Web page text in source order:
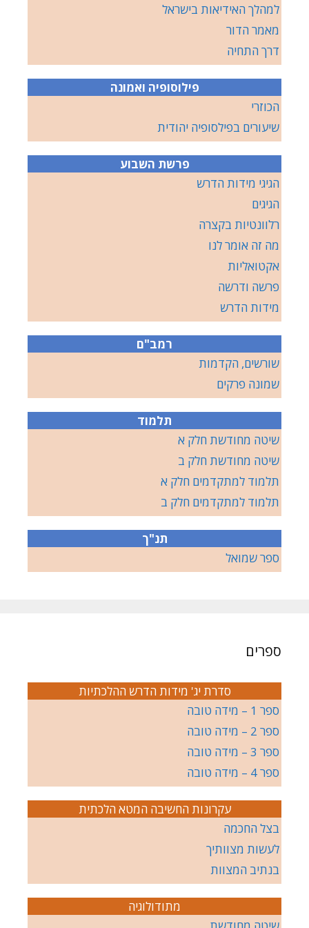
למהלך האידיאות בישראל
מאמר הדור
דרך התחיה
פילוסופיה ואמונה
הכוזרי
שיעורים בפילסופיה יהודית
פרשת השבוע
הגיגי מידות הדרש
הגיגים
רלוונטיות בקצרה
מה זה אומר לנו
אקטואליות
פרשה ודרשה
מידות הדרש
רמב"ם
שורשים, הקדמות
שמונה פרקים
תלמוד
שיטה מחודשת חלק א
שיטה מחודשת חלק ב
תלמוד למתקדמים חלק א
תלמוד למתקדמים חלק ב
תנ"ך
ספר שמואל
ספרים
סדרת יג' מידות הדרש ההלכתיות
ספר 1 – מידה טובה
ספר 2 – מידה טובה
ספר 3 – מידה טובה
ספר 4 – מידה טובה
עקרונות החשיבה המטא הלכתית
בצל החכמה
לעשות מצוותיך
בנתיב המצוות
מתודולוגיה